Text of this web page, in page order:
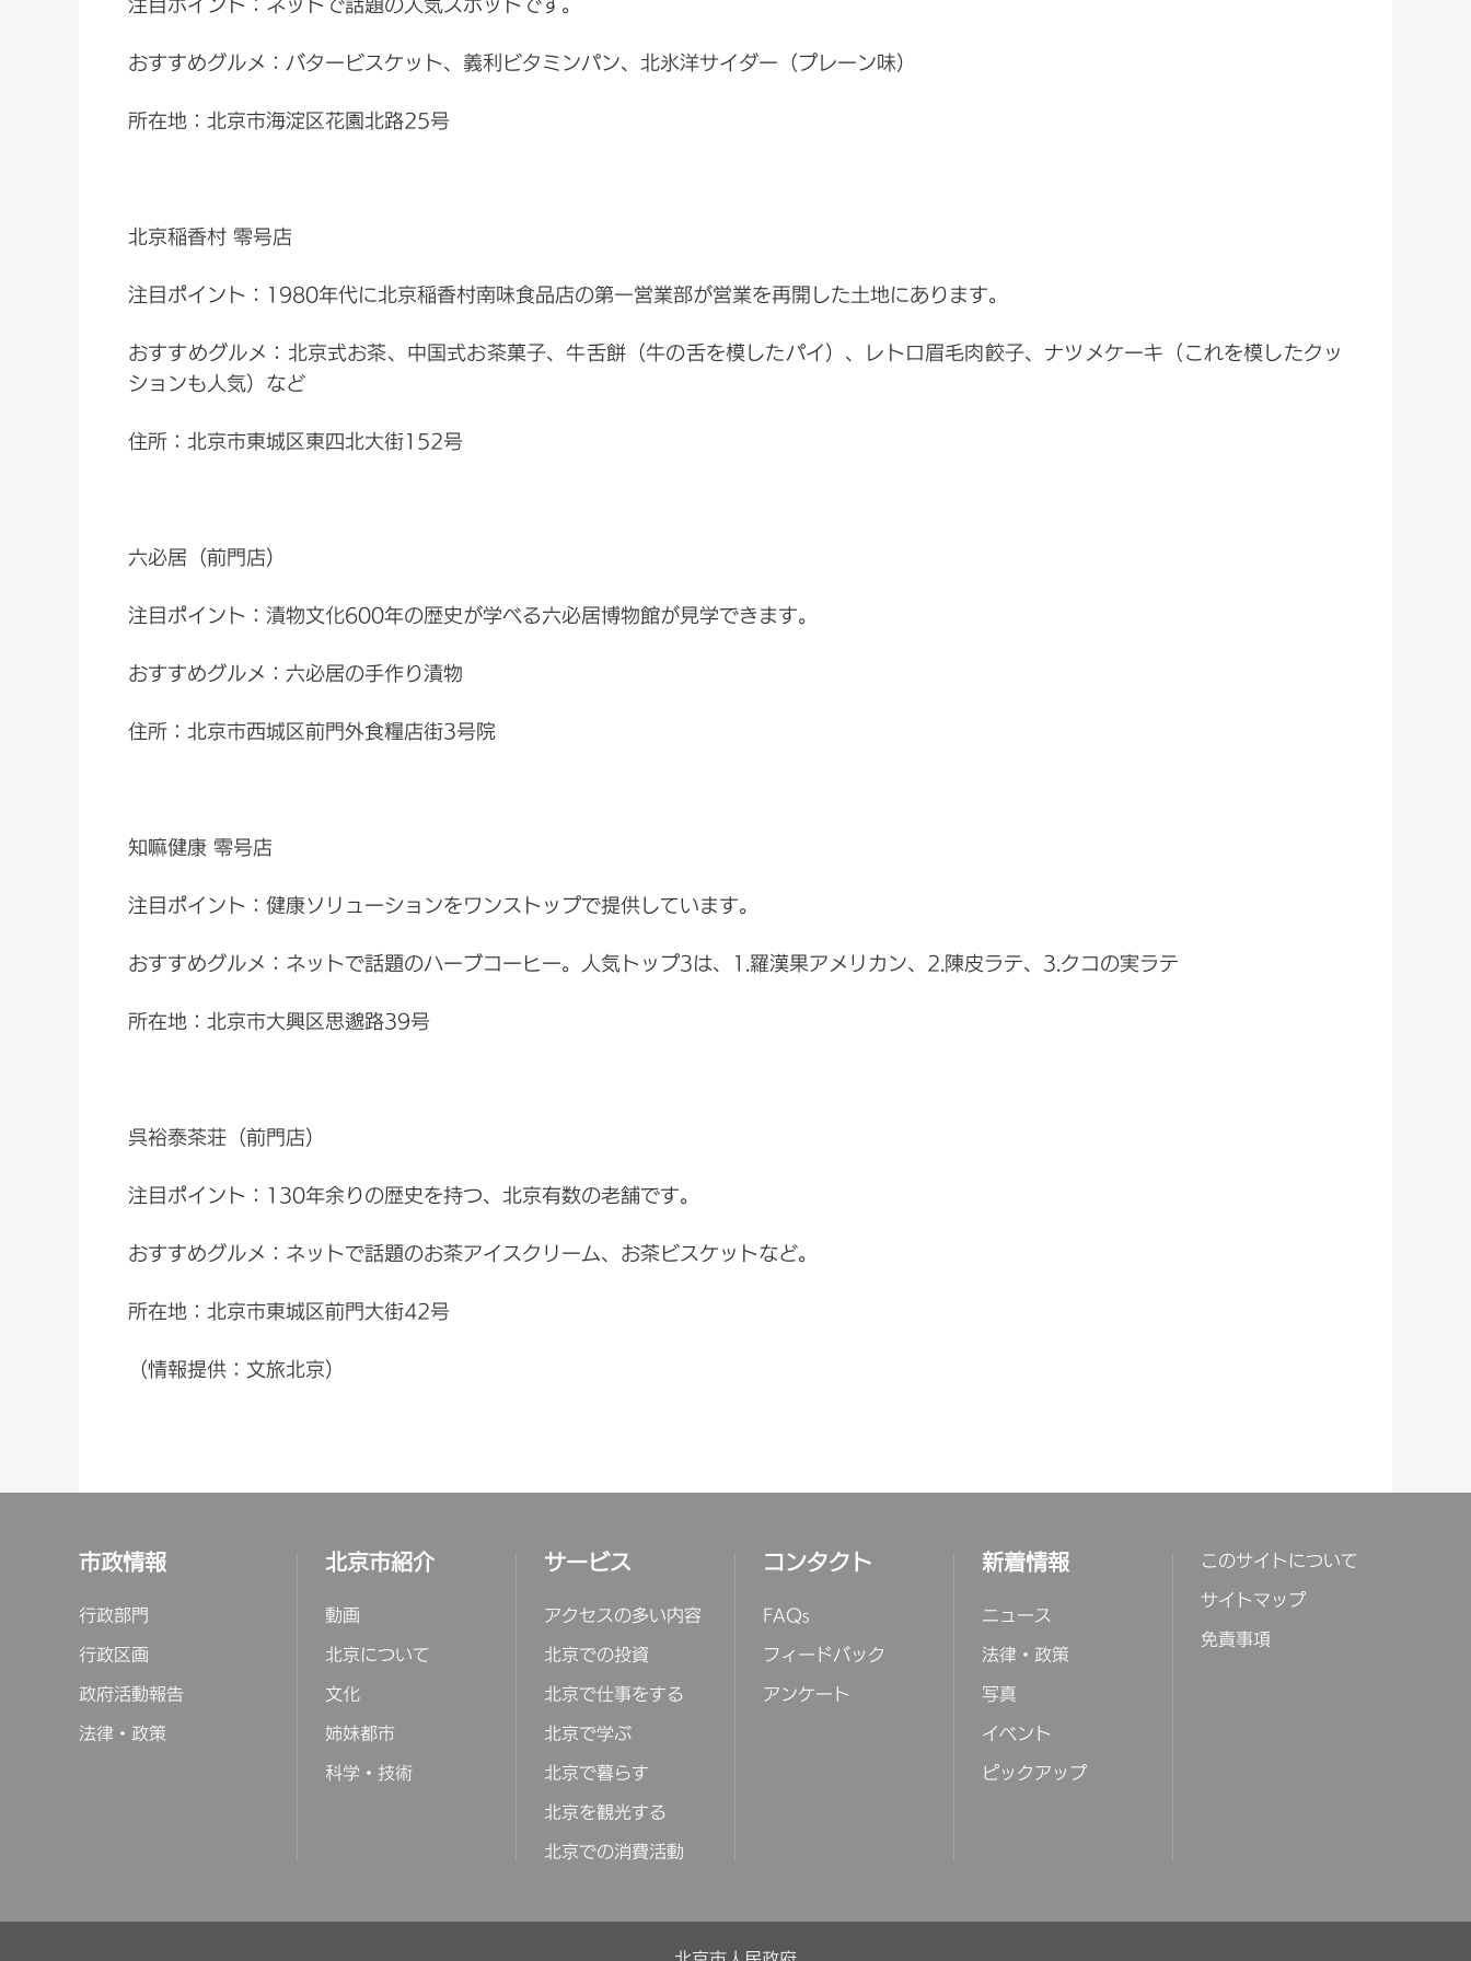
注目ポイント：ネットで話題の人気スポットです。
おすすめグルメ：バタービスケット、義利ビタミンパン、北氷洋サイダー（プレーン味）
所在地：北京市海淀区花園北路25号
北京稲香村 零号店
注目ポイント：1980年代に北京稲香村南味食品店の第一営業部が営業を再開した土地にあります。
おすすめグルメ：北京式お茶、中国式お茶菓子、牛舌餅（牛の舌を模したパイ）、レトロ眉毛肉餃子、ナツメケーキ（これを模したクッ
ションも人気）など
住所：北京市東城区東四北大街152号
六必居（前門店）
注目ポイント：漬物文化600年の歴史が学べる六必居博物館が見学できます。
おすすめグルメ：六必居の手作り漬物
住所：北京市西城区前門外食糧店街3号院
知嘛健康 零号店
注目ポイント：健康ソリューションをワンストップで提供しています。
おすすめグルメ：ネットで話題のハーブコーヒー。人気トップ3は、1.羅漢果アメリカン、2.陳皮ラテ、3.クコの実ラテ
所在地：北京市大興区思邈路39号
呉裕泰茶荘（前門店）
注目ポイント：130年余りの歴史を持つ、北京有数の老舗です。
おすすめグルメ：ネットで話題のお茶アイスクリーム、お茶ビスケットなど。
所在地：北京市東城区前門大街42号
（情報提供：文旅北京）
市政情報
行政部門
行政区画
政府活動報告
法律・政策
北京市紹介
動画
北京について
文化
姉妹都市
科学・技術
サービス
アクセスの多い内容
北京での投資
北京で仕事をする
北京で学ぶ
北京で暮らす
北京を観光する
北京での消費活動
コンタクト
FAQs
フィードバック
アンケート
新着情報
ニュース
法律・政策
写真
イベント
ピックアップ
このサイトについて
サイトマップ
免責事項